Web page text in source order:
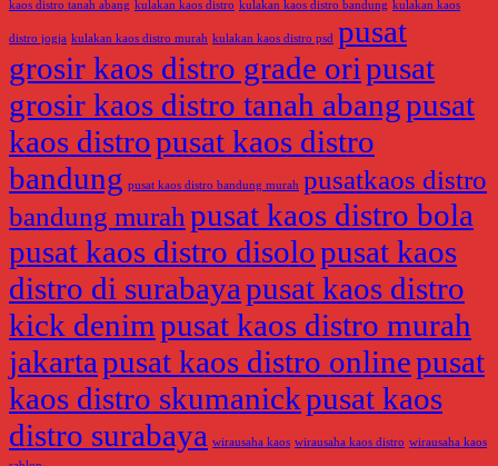
kaos distro tanah abang kulakan kaos distro kulakan kaos distro bandung kulakan kaos
distro jogja kulakan kaos distro murah kulakan kaos distro psd pusat
grosir kaos distro grade oripusat
grosir kaos distro tanah abangpusat
kaos distropusat kaos distro
bandung pusat kaos distro bandung murah pusatkaos distro
bandung murah pusat kaos distro bola
pusat kaos distro disolopusat kaos
distro di surabayapusat kaos distro
kick denimpusat kaos distro murah
jakartapusat kaos distro onlinepusat
kaos distro skumanickpusat kaos
distro surabaya wirausaha kaos wirausaha kaos distro wirausaha kaos